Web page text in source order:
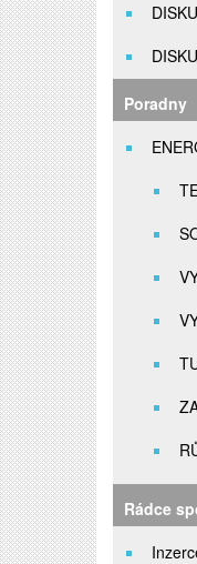
Poradny
Rádce